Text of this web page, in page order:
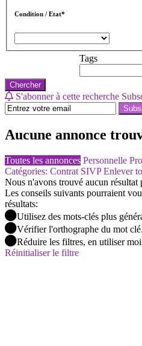
Condition / Etat*
Tags
Chercher
S'abonner à cette recherche
Aucune annonce
Toutes les annonces Personnelle
Catégories: Contrat SIVP Enlever
Nous n'avons trouvé aucun résultat
Les conseils suivants pourraient
résultats:
Utilisez des mots-clés plus
Vérifier l'orthographe du mot clé.
Réduire les filtres, en utiliser
Réinitialiser le filtre